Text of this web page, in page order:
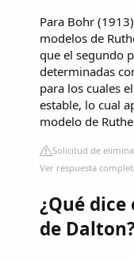
Para Bohr
modelos de
que el segundo
determinadas
para los cuales
estable, lo cual
modelo de
Solicitud de
Ver respuesta
¿Qué
de